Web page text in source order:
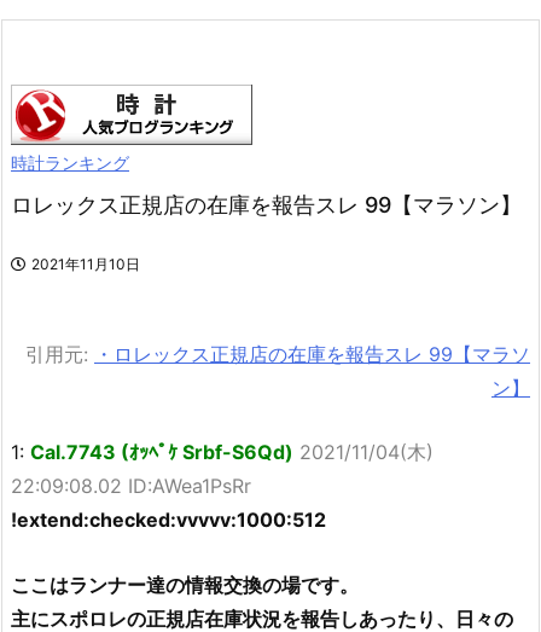
時計ランキング
ロレックス正規店の在庫を報告スレ 99【マラソン】
2021年11月10日
引用元:
・ロレックス正規店の在庫を報告スレ 99【マラソ
ン】
1: Cal.7743 (ｵｯﾍﾟｹ Srbf-S6Qd) 2021/11/04(木)
22:09:08.02 ID:AWea1PsRr
!extend:checked:vvvvv:1000:512
ここはランナー達の情報交換の場です。
主にスポロレの正規店在庫状況を報告しあったり、日々の